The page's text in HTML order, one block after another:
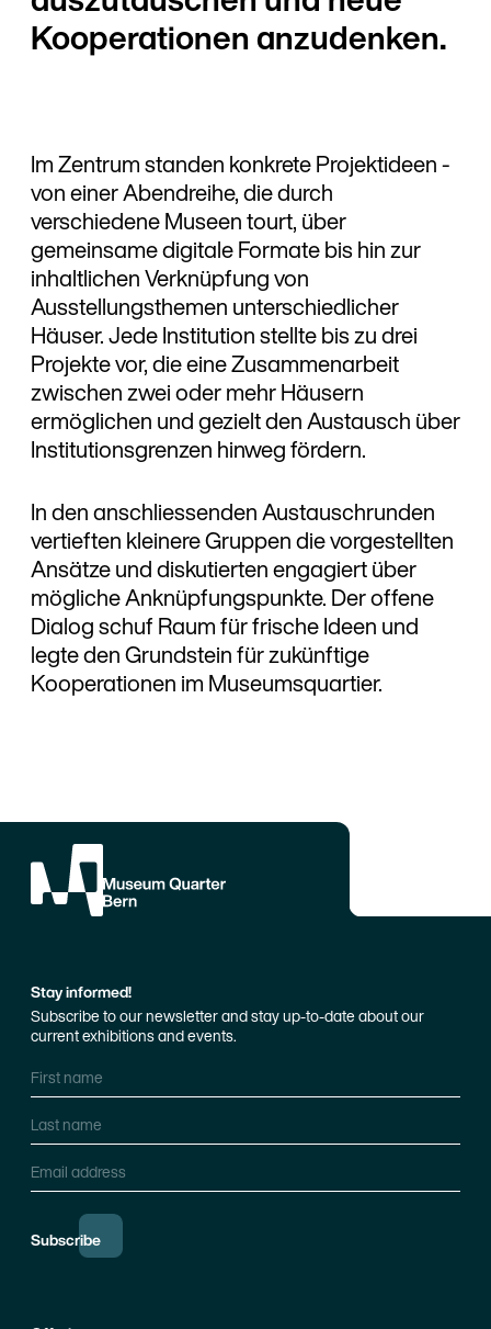
Kooperationen anzudenken.
Im Zentrum standen konkrete Projektideen -
von einer Abendreihe, die durch
verschiedene Museen tourt, über
gemeinsame digitale Formate bis hin zur
inhaltlichen Verknüpfung von
Ausstellungsthemen unterschiedlicher
Häuser. Jede Institution stellte bis zu drei
Projekte vor, die eine Zusammenarbeit
zwischen zwei oder mehr Häusern
ermöglichen und gezielt den Austausch über
Institutionsgrenzen hinweg fördern.
In den anschliessenden Austauschrunden
vertieften kleinere Gruppen die vorgestellten
Ansätze und diskutierten engagiert über
mögliche Anknüpfungspunkte. Der offene
Dialog schuf Raum für frische Ideen und
legte den Grundstein für zukünftige
Kooperationen im Museumsquartier.
Stay informed!
Subscribe to our newsletter and stay up-to-date about our
current exhibitions and events.
First name
Last name
Email address
Subscribe